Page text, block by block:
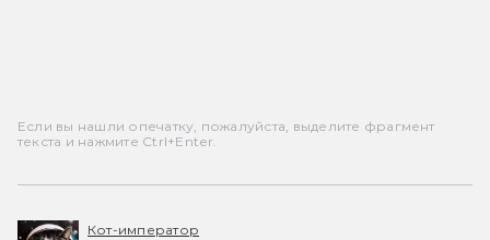
Если вы нашли опечатку, пожалуйста, выделите фрагмент
текста и нажмите Ctrl+Enter.
Кот-император